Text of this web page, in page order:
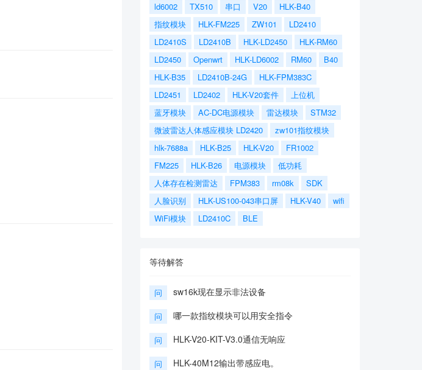
ld6002 TX510 串口 V20
HLK-B40
指纹模块
HLK-FM225 ZW101
LD2410
LD2410S
LD2410B HLK-LD2450
HLK-RM60
LD2450
Openwrt HLK-LD6002 RM60
B40
HLK-B35
LD2410B-24G
HLK-FPM383C
LD2451
LD2402 HLK-V20套件
上位机
蓝牙模块
AC-DC电源模块 雷达模块
STM32
微波雷达人体感应模块 LD2420
zw101指纹模块
hlk-7688a
HLK-B25 HLK-V20
FR1002
FM225
HLK-B26 电源模块
低功耗
人体存在检测雷达
FPM383 rm08k
SDK
人脸识别
HLK-US100-043串口屏 HLK-V40
wifi
WiFi模块
LD2410C BLE
等待解答
问 sw16k现在显示非法设备
问 哪一款指纹模块可以用安全指令
问 HLK-V20-KIT-V3.0通信无响应
问 HLK-40M12输出带感应电。